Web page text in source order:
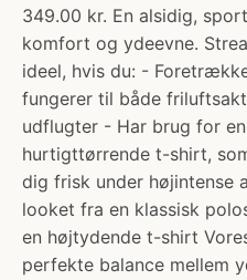
349.00 kr. En alsidig,
komfort og ydeevne.
ideel, hvis du: -
fungerer til både
udflugter - Har brug for
hurtigttørrende t-shirt,
dig frisk under højintense
looket fra en klassisk
en højtydende t-shirt
perfekte balance mellem